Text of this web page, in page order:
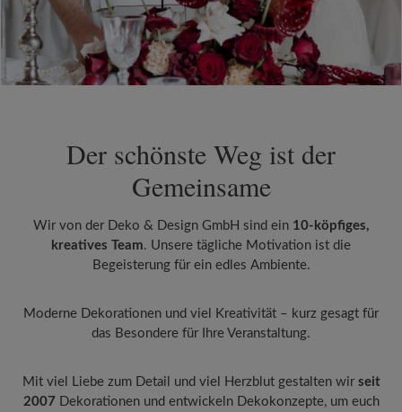
Der schönste Weg ist der
Gemeinsame
Wir von der Deko & Design GmbH sind ein 10-köpfiges,
kreatives Team. Unsere tägliche Motivation ist die
Begeisterung für ein edles Ambiente.
Moderne Dekorationen und viel Kreativität – kurz gesagt für
das Besondere für Ihre Veranstaltung.
Mit viel Liebe zum Detail und viel Herzblut gestalten wir seit
2007 Dekorationen und entwickeln Dekokonzepte, um euch